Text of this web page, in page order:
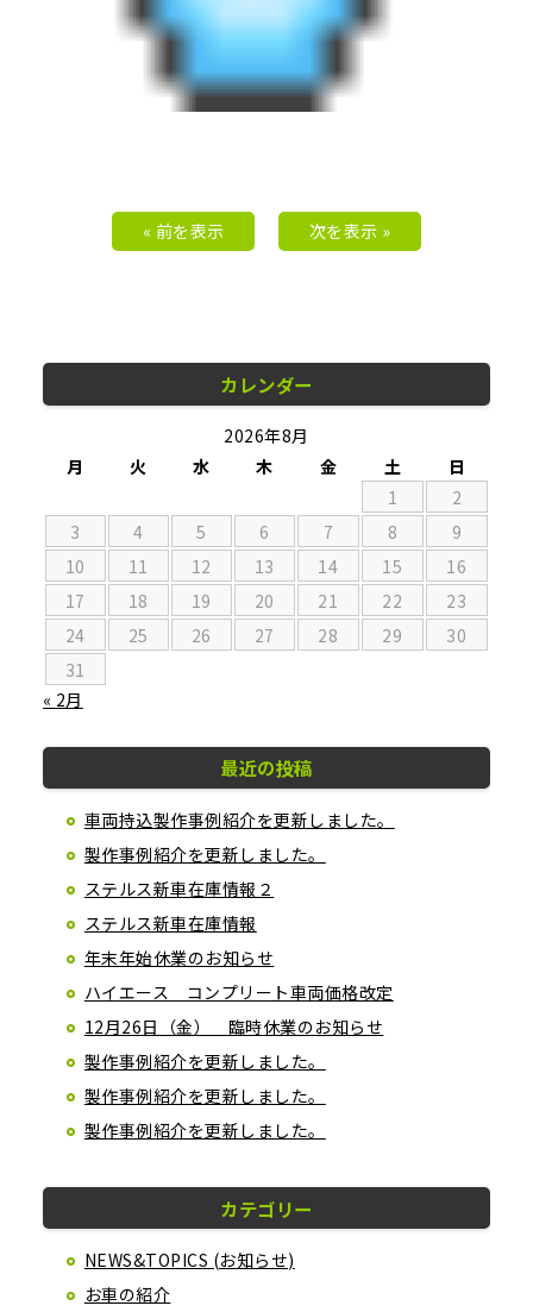
« 前を表示 次を表示 »
カレンダー
2026年8月
月
火 水 木 金 土
日
1
2
3
4 5 6 7 8
9
10
11 12 13 14 15
16
17
18 19 20 21 22
23
24
25 26 27 28 29
30
31
« 2月
最近の投稿
車両持込製作事例紹介を更新しました。
製作事例紹介を更新しました。
ステルス新車在庫情報２
ステルス新車在庫情報
年末年始休業のお知らせ
ハイエース コンプリート車両価格改定
12月26日（金） 臨時休業のお知らせ
製作事例紹介を更新しました。
製作事例紹介を更新しました。
製作事例紹介を更新しました。
カテゴリー
NEWS&TOPICS (お知らせ)
お車の紹介